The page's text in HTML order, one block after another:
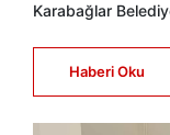
Karabağlar
Haberi Oku